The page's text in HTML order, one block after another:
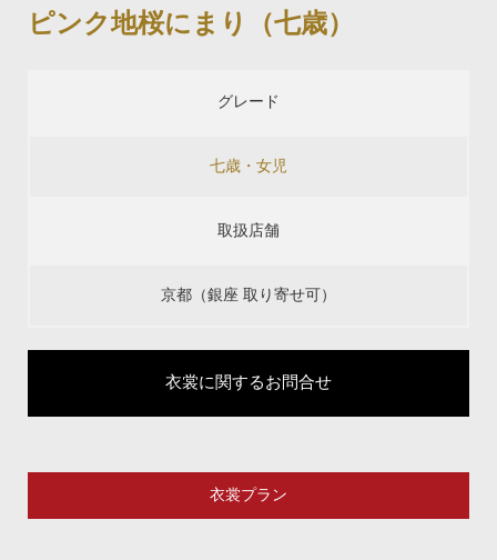
ピンク地桜にまり（七歳）
グレード
七歳・女児
取扱店舗
京都（銀座 取り寄せ可）
衣裳に関するお問合せ
衣裳プラン